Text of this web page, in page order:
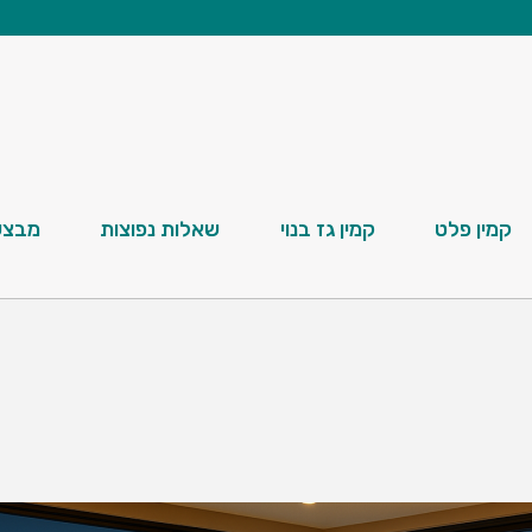
קמין פלט קמין גז בנוי שאלות נפוצות